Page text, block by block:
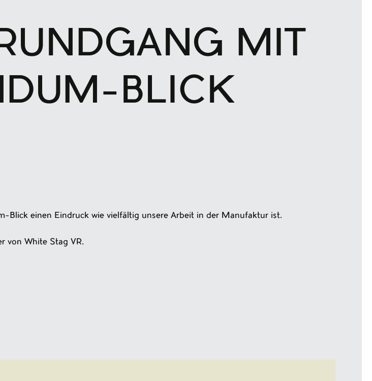
MIT
BLICK
Blick einen Eindruck wie vielfältig unsere Arbeit in der Manufaktur ist.
von White Stag VR.